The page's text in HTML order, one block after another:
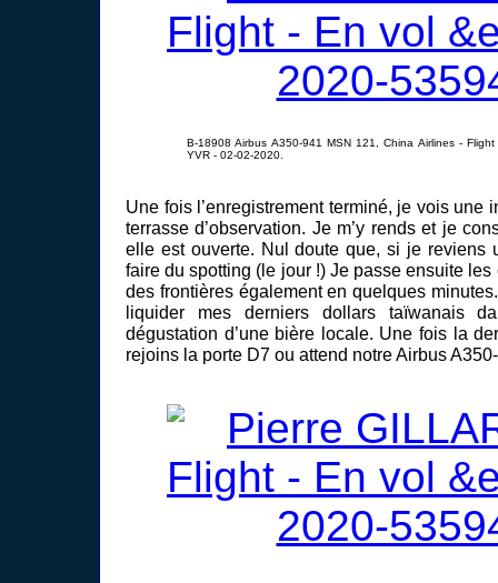
B-18908 Airbus A350-941 MSN 121, China Airlines -
YVR - 02-02-2020.
Une fois l’enregistrement terminé, je vois une
terrasse d’observation. Je m’y rends et je
elle est ouverte. Nul doute que, si je reviens
faire du spotting (le jour !) Je passe ensuite
des frontières également en quelques
liquider mes derniers dollars taïwanais
dégustation d’une bière locale. Une fois la
rejoins la porte D7 ou attend notre Airbus